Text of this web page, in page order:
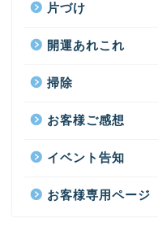
片づけ
開運あれこれ
掃除
お客様ご感想
イベント告知
お客様専用ページ